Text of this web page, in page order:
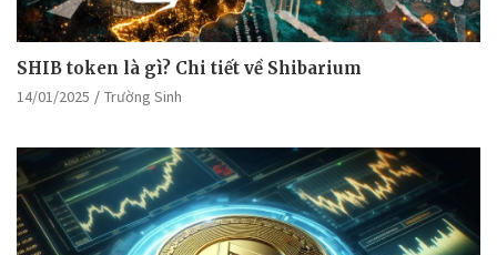
SHIB token là gì? Chi tiết về Shibarium
14/01/2025 Trường Sinh